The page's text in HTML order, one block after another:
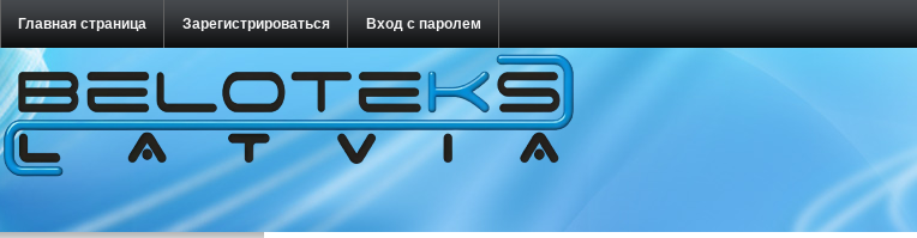
Главная страница Зарегистрироваться Вход с паролем